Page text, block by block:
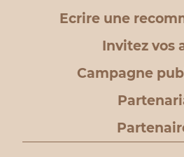
Ecrire une
Invitez vos
Campagne